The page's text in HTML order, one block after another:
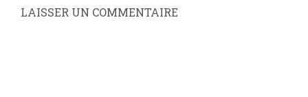
LAISSER UN COMMENTAIRE